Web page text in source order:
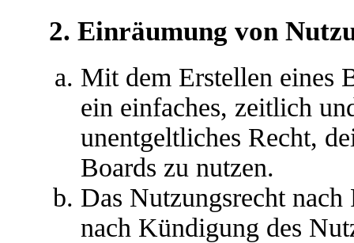
2. Einräumung von
Mit dem Erstellen eines
ein einfaches, zeitlich
unentgeltliches Recht,
Boards zu nutzen.
Das Nutzungsrecht
nach Kündigung des